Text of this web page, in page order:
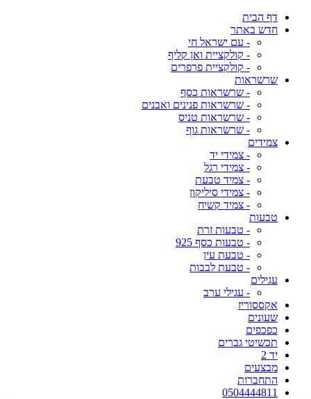
דף הבית
חדש באתר
- עם ישראל חי
- קולקציית ואן קליף
- קולקציית פרפרים
שרשראות
- שרשראות כסף
- שרשראות פנינים ואבנים
- שרשראות טניס
- שרשראות גוף
צמידים
- צמידי יד
- צמידי רגל
- צמיד טבעת
- צמידי סיליקון
- צמיד קשיח
טבעות
- טבעות זרת
- טבעות כסף 925
- טבעת עין
- טבעת לבבות
עגילים
- עגילי ערב
אקססוריז
שעונים
כפכפים
תכשיטי גברים
יד 2
מבצעים
התחברות
0504444811